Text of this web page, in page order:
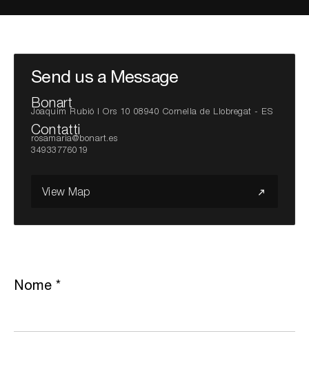
Send us a Message
Bonart
Joaquim Rubió I Ors 10 08940 Cornella de Llobregat - ES
Contatti
rosamaria@bonart.es
34933776019
View Map
Nome*